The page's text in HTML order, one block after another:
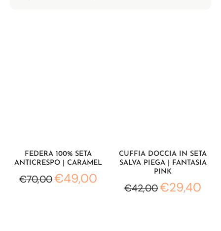
FEDERA 100% SETA
ANTICRESPO | CARAMEL
€70,00€49,00
CUFFIA DOCCIA IN SETA
SALVA PIEGA | FANTASIA
PINK
€42,00€29,40